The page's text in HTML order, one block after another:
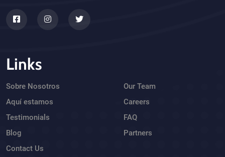
Links
Sobre Nosotros
Aquí estamos
Testimonials
Blog
Contact Us
Our Team
Careers
FAQ
Partners